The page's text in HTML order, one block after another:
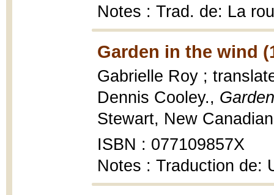
Notes : Trad. de: La
Garden in the wind
Gabrielle Roy ;
Dennis Cooley.,
Stewart, New
ISBN : 077109857X
Notes : Traduction de: